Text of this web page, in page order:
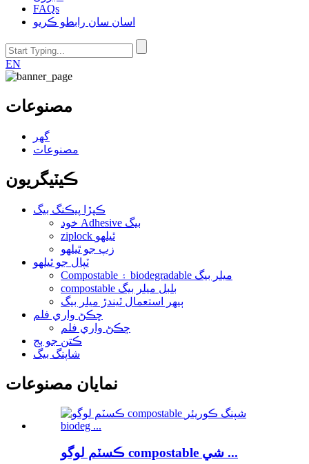
FAQs
اسان سان رابطو ڪريو
EN
مصنوعات
گهر
مصنوعات
ڪيٽيگريون
ڪپڙا پيڪنگ بيگ
خود Adhesive بيگ
ziplock ٿيلهو
زپ جو ٿيلهو
ٽپال جو ٿيلهو
Compostable ۽ biodegradable ميلر بيگ
compostable بلبل ميلر بيگ
ٻيهر استعمال ٿيندڙ ميلر بيگ
ڇڪڻ واري فلم
ڇڪڻ واري فلم
ڪتن جو ٻج
شاپنگ بيگ
نمايان مصنوعات
ڪسٽم لوگو compostable شي ...